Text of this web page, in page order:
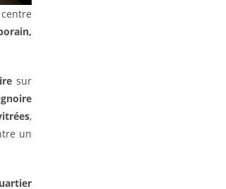
sur
,
un